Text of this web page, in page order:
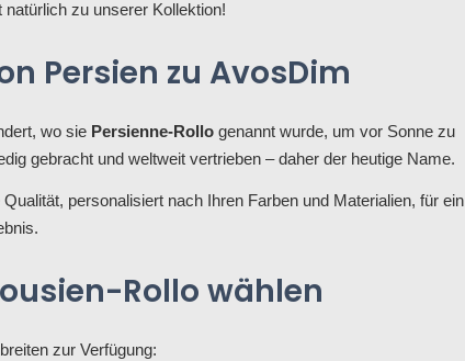
natürlich zu unserer Kollektion!
Persien zu AvosDim
wo sie Persienne-Rollogenannt wurde, um vor Sonne zu
gebracht und weltweit vertrieben – daher der heutige Name.
personalisiert nach Ihren Farben und Materialien, für ein
Rollo wählen
zur Verfügung: